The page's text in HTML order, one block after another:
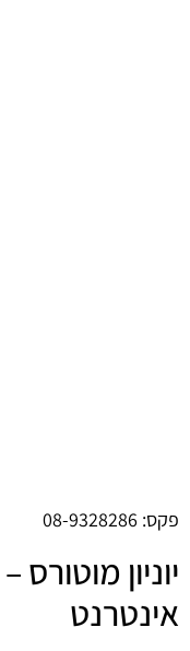
פקס: 08-9328286
יוניון
אינטרנט